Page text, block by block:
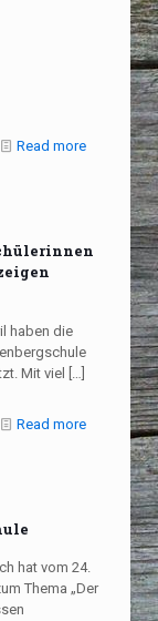
Read more
haben die
Mit viel
[…]
Read more
hat vom 24.
Thema „Der